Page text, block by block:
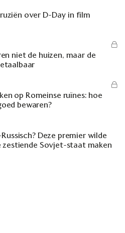
over D-Day in film
niet de huizen, maar de
op Romeinse ruïnes: hoe
bewaren?
Deze premier wilde
zestiende Sovjet-staat maken